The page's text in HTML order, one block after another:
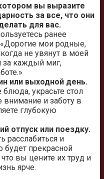
вы выразите
за все, что они
для вас.
ранее
мои родные,
не увянут в моей
за каждый миг,
или выходной день.
украсьте стол
и заботу в
глубокую
отпуск или поездку.
расслабиться и
будет прекрасной
вы цените их труд и
ярче.